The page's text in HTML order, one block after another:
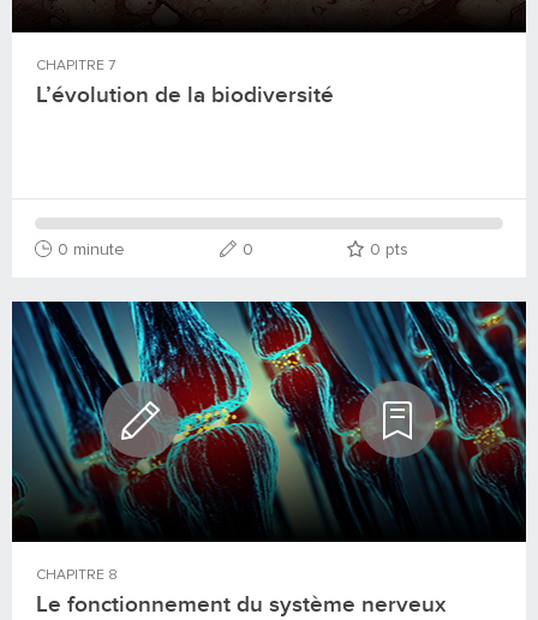
CHAPITRE 7
L’évolution de la biodiversité
0 minute 0 0 pts
CHAPITRE 8
Le fonctionnement du système nerveux